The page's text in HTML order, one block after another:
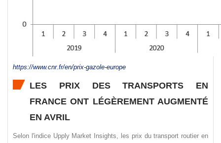
https://www.cnr.fr/en/prix-gazole-europe
LES PRIX DES TRANSPORTS EN
FRANCE ONT LÉGÈREMENT AUGMENTÉ
EN AVRIL
Selon l'indice Upply Market Insights, les prix du transport routier en